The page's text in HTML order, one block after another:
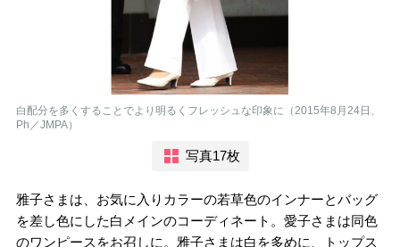
白配分を多くすることでより明るくフレッシュな印象に（2015年8月24日、
Ph／JMPA）
写真17枚
雅子さまは、お気に入りカラーの若草色のインナーとバッグ
を差し色にした白メインのコーディネート。愛子さまは同色
のワンピースをお召しに。雅子さまは白を多めに、トップス